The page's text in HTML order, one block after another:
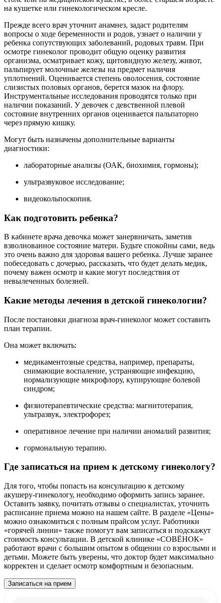
на кушетке или гинекологическом кресле.
Прежде всего врач уточнит анамнез, задаст родителям
вопросы о ходе беременности и родов, узнает о наличии у
ребенка сопутствующих заболеваний, родовых травм. При
осмотре гинеколог проводит общую оценку развития
организма, осматривает кожу, щитовидную железу, живот,
пальпирует молочные железы на предмет наличия
уплотнений. Оценивается степень оволосения, состояние
слизистых половых органов, берется мазок на флору.
Инструментальные исследования проводятся только при
наличии показаний. У девочек с девственной плевой
состояние внутренних органов оценивается пальпаторно
через прямую кишку.
Могут быть назначены дополнительные варианты
диагностики:
лабораторные анализы (ОАК, биохимия, гормоны);
ультразвуковое исследование;
видеокольпоскопия.
Как подготовить ребенка?
В кабинете врача девочка может занервничать, заметив
взволнованное состояние матери. Будьте спокойны сами, ведь
это очень важно для здоровья вашего ребенка. Лучше заранее
побеседовать с дочерью, рассказать, что будет делать медик,
почему важен осмотр и какие могут последствия от
невылеченных болезней.
Какие методы лечения в детской гинекологии?
После постановки диагноза врач-гинеколог может составить
план терапии.
Она может включать:
медикаментозные средства, например, препараты,
снимающие воспаление, устраняющие инфекцию,
нормализующие микрофлору, купирующие болевой
синдром;
физиотерапевтические средства: магнитотерапия,
ультразвук, электрофорез;
оперативное лечение при наличии аномалий развития;
гормональную терапию.
Где записаться на прием к детскому гинекологу?
Для того, чтобы попасть на консультацию к детскому
акушеру-гинекологу, необходимо оформить запись заранее.
Оставить заявку, почитать отзывы о специалистах, уточнить
расписание приема можно на нашем сайте. В разделе «Цены»
можно ознакомиться с полным прайсом услуг. Работники
«горячей линии» также помогут вам записаться и подскажут
стоимость консультации. В детской клинике «СОВЁНОК»
работают врачи с большим опытом в общении со взрослыми и
детьми. Можете быть уверены, что доктор будет максимально
корректен и сделает осмотр комфортным и безопасным.
Записаться на прием